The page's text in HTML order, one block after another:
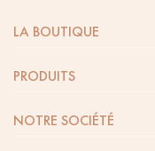
LA BOUTIQUE
PRODUITS
NOTRE SOCIÉTÉ